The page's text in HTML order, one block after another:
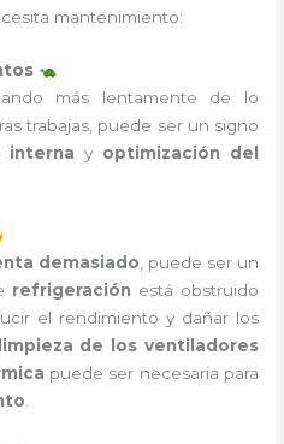
mantenimiento:
más lentamente de lo
trabajas, puede ser un signo
interna y optimización del
demasiado, puede ser un
refrigeración está obstruido
el rendimiento y dañar los
limpieza de los ventiladores
puede ser necesaria para
.